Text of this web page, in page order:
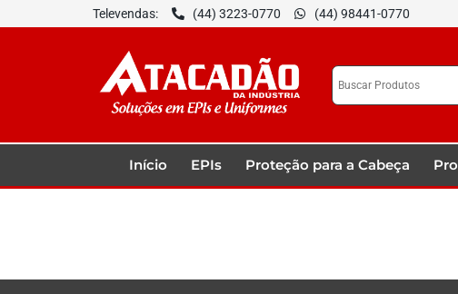
Televendas: (44) 3223-0770 (44) 98441-0770
Início EPIs Proteção para a Cabeça